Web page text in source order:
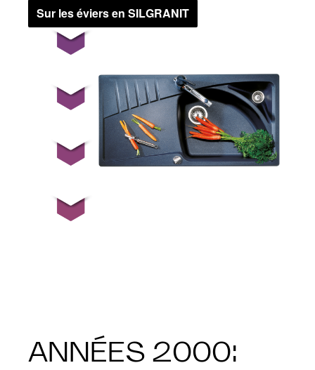
Sur les éviers en SILGRANIT
ANNÉES 2000: